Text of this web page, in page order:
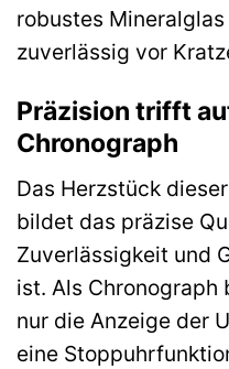
robustes
zuverlässig vor
Präzision trifft
Chronograph
Das Herzstück
bildet das präzise
Zuverlässigkeit und
ist. Als
nur die Anzeige der
eine